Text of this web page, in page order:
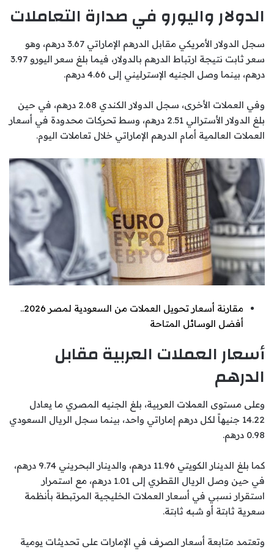
الدولار واليورو في صدارة التعاملات
سجل الدولار الأمريكي مقابل الدرهم الإماراتي 3.67 درهم، وهو
سعر ثابت نتيجة ارتباط الدرهم بالدولار، فيما بلغ سعر اليورو 3.97
درهم، بينما وصل الجنيه الإسترليني إلى 4.66 درهم.
وفي العملات الأخرى، سجل الدولار الكندي 2.68 درهم، في حين
بلغ الدولار الأسترالي 2.51 درهم، وسط تحركات محدودة في أسعار
العملات العالمية أمام الدرهم الإماراتي خلال تعاملات اليوم.
مقارنة أسعار تحويل العملات من السعودية لمصر 2026..
أفضل الوسائل المتاحة
أسعار العملات العربية مقابل
الدرهم
وعلى مستوى العملات العربية، بلغ الجنيه المصري ما يعادل
14.22 جنيهاً لكل درهم إماراتي واحد، بينما سجل الريال السعودي
0.98 درهم.
كما بلغ الدينار الكويتي 11.96 درهم، والدينار البحريني 9.74 درهم،
في حين وصل الريال القطري إلى 1.01 درهم، مع استمرار
استقرار نسبي في أسعار العملات الخليجية المرتبطة بأنظمة
سعرية ثابتة أو شبه ثابتة.
وتعتمد متابعة أسعار الصرف في الإمارات على تحديثات يومية